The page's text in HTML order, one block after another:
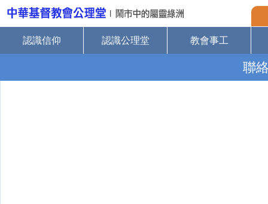
認識信仰 認識公理堂 教會事工
聯